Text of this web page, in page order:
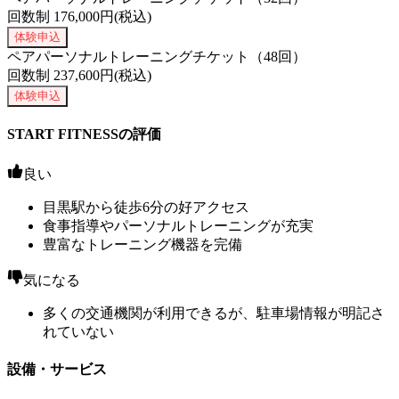
回数制 176,000円(税込)
体験申込
ペアパーソナルトレーニングチケット（48回）
回数制 237,600円(税込)
体験申込
START FITNESSの評価
良い
目黒駅から徒歩6分の好アクセス
食事指導やパーソナルトレーニングが充実
豊富なトレーニング機器を完備
気になる
多くの交通機関が利用できるが、駐車場情報が明記さ
れていない
設備・サービス